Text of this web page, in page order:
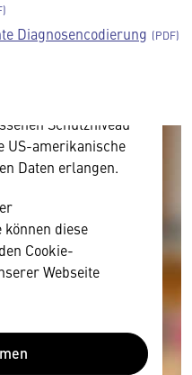
Diagnosencodierung
Daten zu Geräten
dem EU-
Schutzniveau
US-amerikanische
Daten erlangen.
diese
Cookie-
Webseite